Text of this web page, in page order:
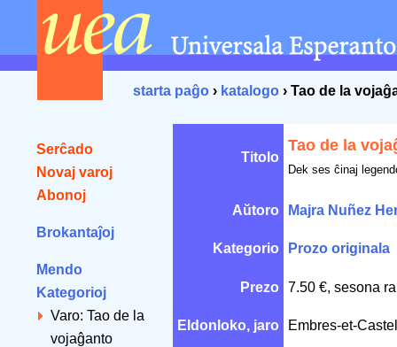
starta paĝo › katalogo › Tao de la
Serĉado
Novaj varoj
Abonoj
Brokantaĵoj
Mendo
Kategorioj
Varo: Tao de la
vojaĝanto
Titolo
Tao de la
Dek ses ĉinaj
Aŭtoro Majra Nuñez
Kategorio Prozo originala
Prezo 7.50 €, sesona
Eldonloko, jaro Embres-et-